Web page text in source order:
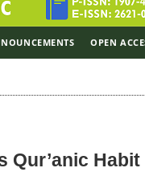
OPEN
Qur’anic Habit